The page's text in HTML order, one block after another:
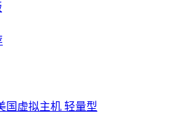
国虚拟主机 轻量型